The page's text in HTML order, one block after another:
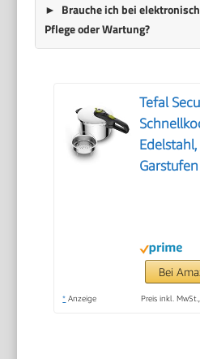
Brauche ich bei
Pflege oder Wartung?
Tefal
Garstufen
Bei
* Anzeige Preis inkl.